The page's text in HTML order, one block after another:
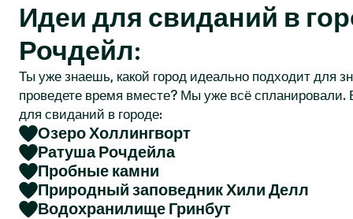
e
r
Идеи для свиданий в
Рочдейл:
Ты уже знаешь, какой город идеально подходит для
проведете время вместе? Мы уже всё
для свиданий в городе:
Озеро Холлингворт
Ратуша Рочдейла
Пробные камни
Природный заповедник Хили Делл
Водохранилище Гринбут